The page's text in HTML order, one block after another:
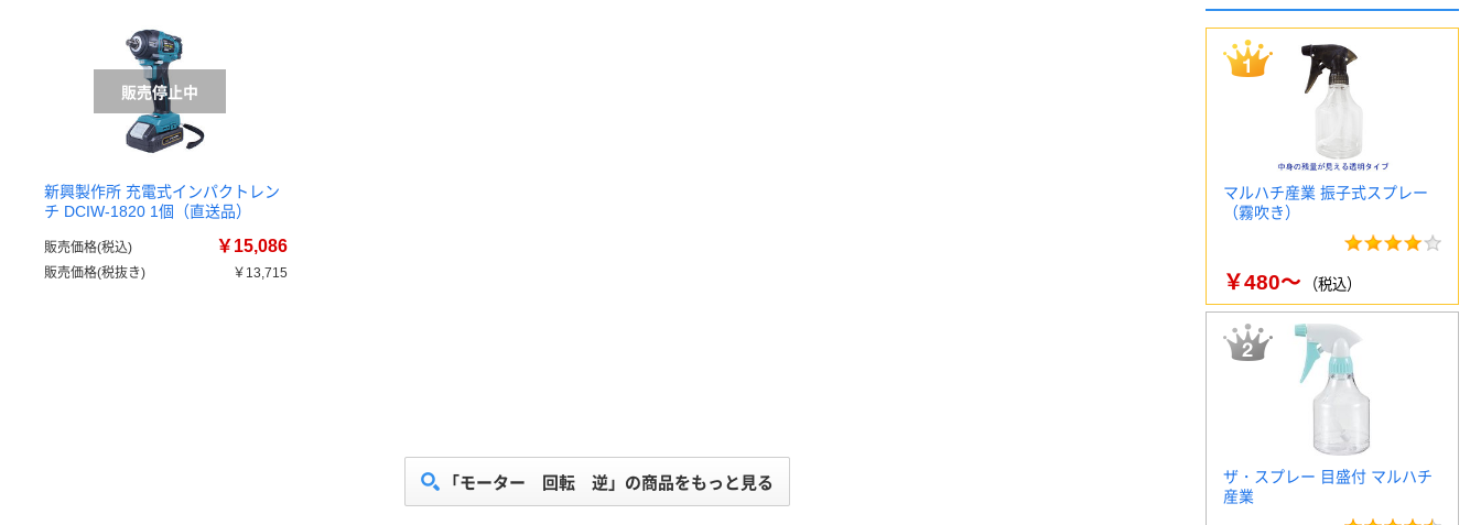
新興製作所 充電式インパクトレン
チ DCIW-1820 1個（直送品）
販売価格(税込) ￥15,086
販売価格(税抜き) ￥13,715
「モーター 回転 逆」の商品をもっと見る
マルハチ産業 振子式スプレー
（霧吹き）
￥480～ （税込）
ザ・スプレー 目盛付 マルハチ
産業